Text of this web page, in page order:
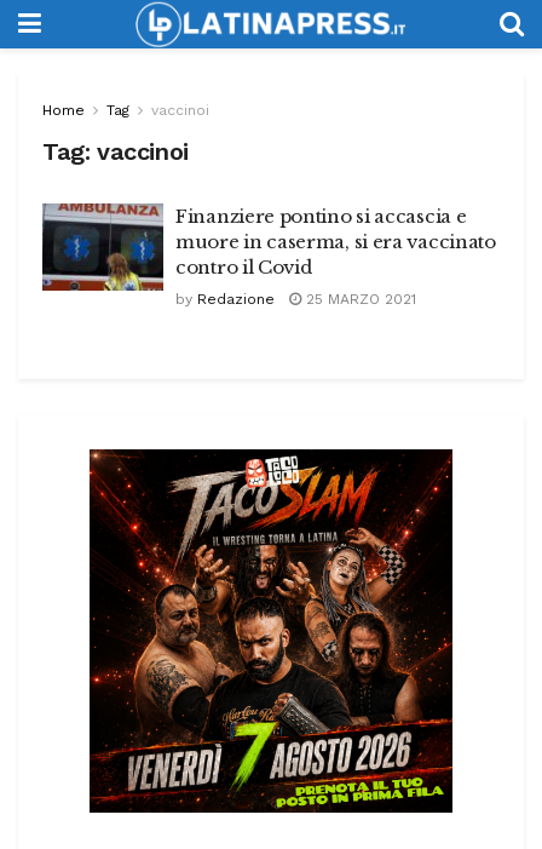
Home Tag vaccinoi
Tag: vaccinoi
Finanziere pontino si accascia e
muore in caserma, si era vaccinato
contro il Covid
by Redazione 25 MARZO 2021